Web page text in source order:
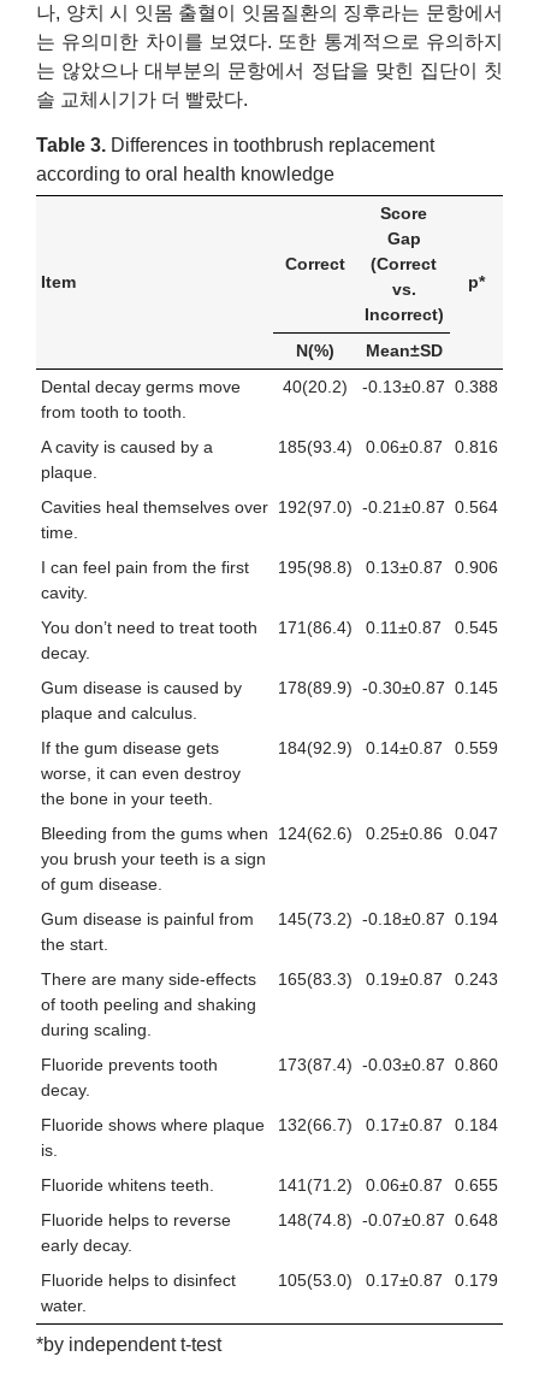
나, 양치 시 잇몸 출혈이 잇몸질환의 징후라는 문항에서
는 유의미한 차이를 보였다. 또한 통계적으로 유의하지
는 않았으나 대부분의 문항에서 정답을 맞힌 집단이 칫
솔 교체시기가 더 빨랐다.
Table 3. Differences in toothbrush replacement
according to oral health knowledge
Item
Correct
Score
Gap
(Correct
vs.
Incorrect)
p*
N(%)
Mean±SD
Dental decay germs move
from tooth to tooth.
40(20.2) -0.13±0.87 0.388
A cavity is caused by a
plaque.
185(93.4) 0.06±0.87 0.816
Cavities heal themselves over
time.
192(97.0) -0.21±0.87 0.564
I can feel pain from the first
cavity.
195(98.8) 0.13±0.87 0.906
You don’t need to treat tooth
decay.
171(86.4) 0.11±0.87 0.545
Gum disease is caused by
plaque and calculus.
178(89.9) -0.30±0.87 0.145
If the gum disease gets
worse, it can even destroy
the bone in your teeth.
184(92.9) 0.14±0.87 0.559
Bleeding from the gums when
you brush your teeth is a sign
of gum disease.
124(62.6) 0.25±0.86 0.047
Gum disease is painful from
the start.
145(73.2) -0.18±0.87 0.194
There are many side-effects
of tooth peeling and shaking
during scaling.
165(83.3) 0.19±0.87 0.243
Fluoride prevents tooth
decay.
173(87.4) -0.03±0.87 0.860
Fluoride shows where plaque
is.
132(66.7) 0.17±0.87 0.184
Fluoride whitens teeth. 141(71.2) 0.06±0.87
0.655
Fluoride helps to reverse
early decay.
148(74.8) -0.07±0.87 0.648
Fluoride helps to disinfect
water.
105(53.0) 0.17±0.87 0.179
*by independent t-test